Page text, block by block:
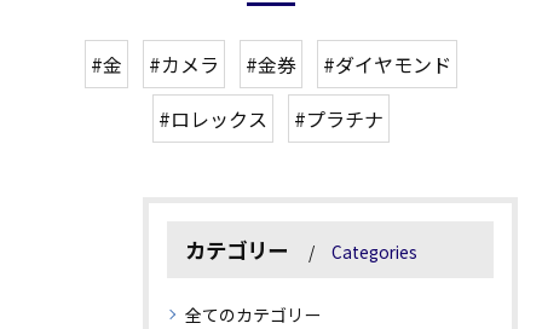
#金 #カメラ #金券
#ダイヤモンド
#ロレックス
#プラチナ
カテゴリー Categories
全てのカテゴリー